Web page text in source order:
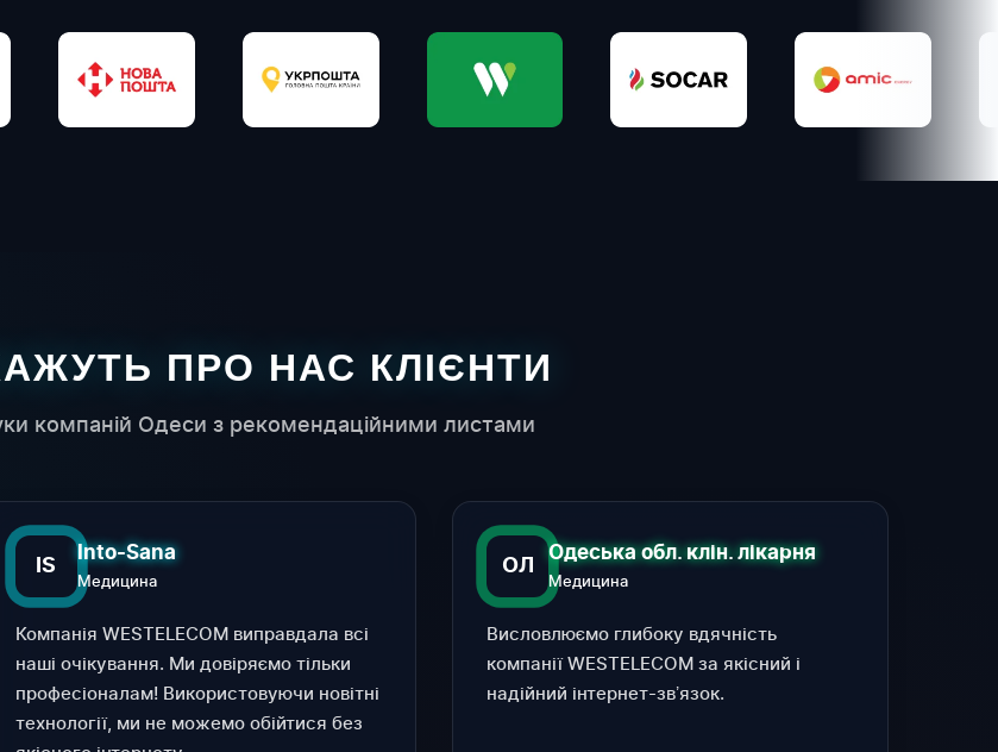
ПРО НАС КЛІЄНТИ
компаній Одеси з рекомендаційними листами
IS
Into-Sana
Медицина
Компанія WESTELECOM виправдала всі
наші очікування. Ми довіряємо тільки
професіоналам! Використовуючи новітні
технології, ми не можемо обійтися без
ОЛ
Одеська обл. клін. лікарня
Медицина
Висловлюємо глибоку вдячність
компанії WESTELECOM за якісний і
надійний інтернет-звʼязок.